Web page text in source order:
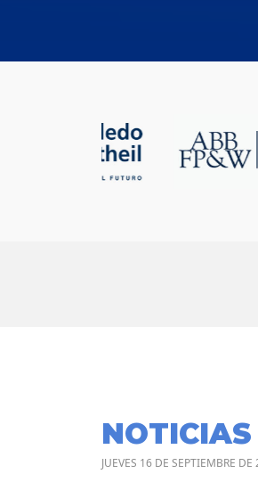
NOTICIAS
JUEVES 16 DE SEPTIEMBRE DE